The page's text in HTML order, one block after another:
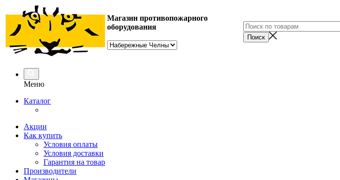
Магазин противопожарного
оборудования
Меню
Каталог
Акции
Как купить
Условия оплаты
Условия доставки
Гарантия на товар
Производители